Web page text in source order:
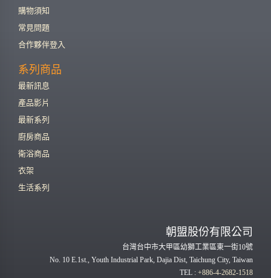
購物須知
常見問題
合作夥伴登入
系列商品
最新訊息
產品影片
最新系列
廚房商品
衛浴商品
衣架
生活系列
朝盟股份有限公司
台灣台中市大甲區幼獅工業區東一街10號
No. 10 E.1st., Youth Industrial Park, Dajia Dist, Taichung City, Taiwan
TEL : +886-4-2682-1518